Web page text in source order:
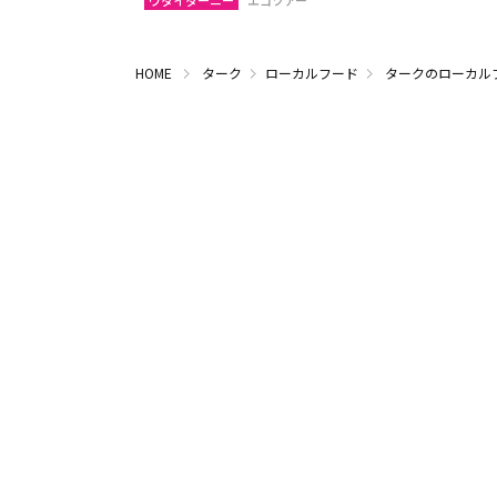
HOME ターク ローカルフード タークのローカ